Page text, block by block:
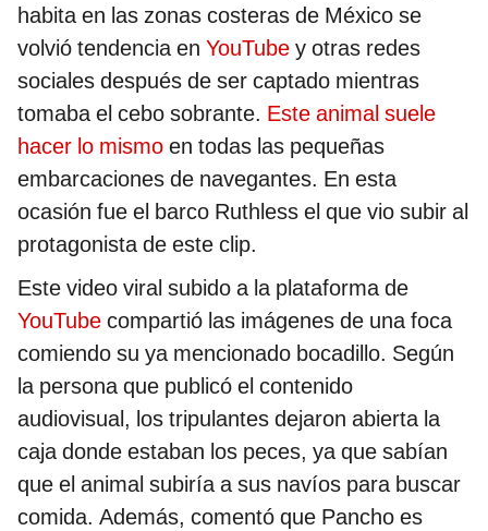
habita en las zonas costeras de México se
volvió tendencia en YouTube y otras redes
sociales después de ser captado mientras
tomaba el cebo sobrante. Este animal suele
hacer lo mismo en todas las pequeñas
embarcaciones de navegantes. En esta
ocasión fue el barco Ruthless el que vio subir al
protagonista de este clip.
Este video viral subido a la plataforma de
YouTube compartió las imágenes de una foca
comiendo su ya mencionado bocadillo. Según
la persona que publicó el contenido
audiovisual, los tripulantes dejaron abierta la
caja donde estaban los peces, ya que sabían
que el animal subiría a sus navíos para buscar
comida. Además, comentó que Pancho es